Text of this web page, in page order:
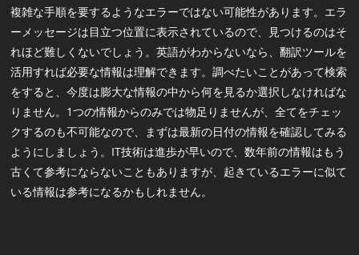
複雑な手順を要するようなエラーではない可能性があります。エラ
ーメッセージは目立つ位置に表示されているので、見つけるのはそ
れほど難しくないでしょう。英語がわからないなら、翻訳ツールを
活用すれば必要な情報は理解できます。調べたいことがあって検索
をすると、今度は膨大な情報の中から何を見るか選択しなければな
りません。1つの情報からのみでは物足りませんが、全てをチェッ
クするのも不可能なので、まずは最新の日付の情報を確認してみる
ようにしましょう。IT技術は進歩が早いので、数年前の情報はもう
古くて参考にならないこともありますが、起きているエラーに似て
いる情報は参考になるかもしれません。